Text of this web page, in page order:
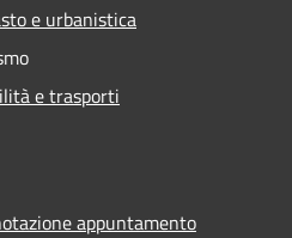
e urbanistica
e trasporti
appuntamento